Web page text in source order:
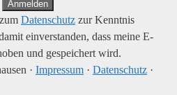
Anmelden
Datenschutz zur Kenntnis
einverstanden, dass meine E-
und gespeichert wird.
· Impressum · Datenschutz ·